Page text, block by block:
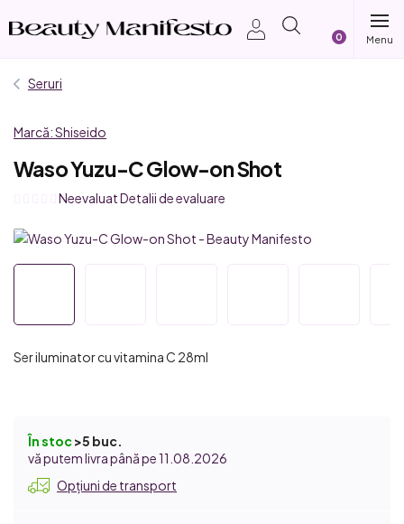
Seruri
Marcă:Shiseido
Waso Yuzu-C Glow-on Shot
Evaluarea
a
din
stele.
NeevaluatDetalii de evaluare
Ser iluminator cu vitamina C 28ml
În stoc>5 buc.
11.08.2026
Opțiuni de transport